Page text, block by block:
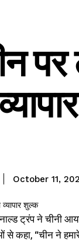
पर
October 11,
ट्रंप ने चीनी
से कहा, “चीन ने